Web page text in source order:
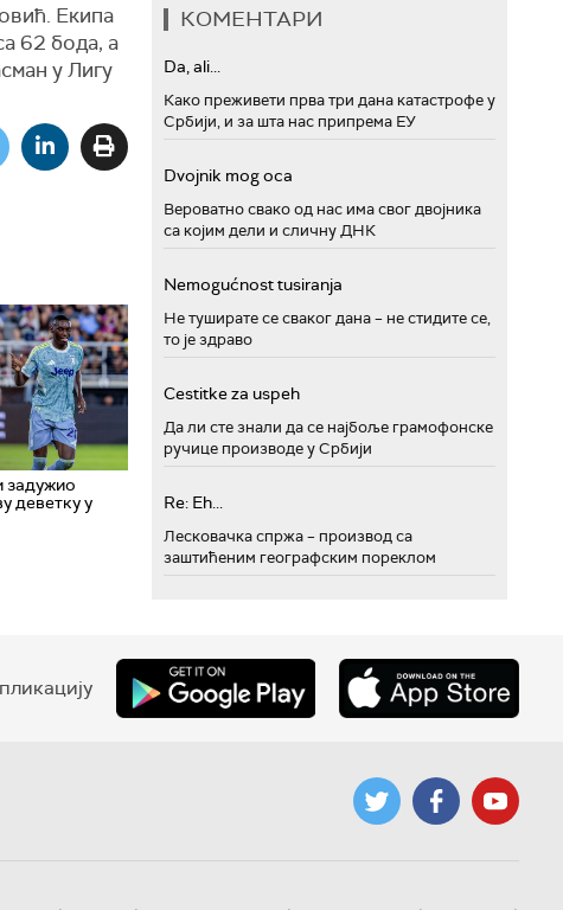
Екипа
62 бода, а
у Лигу
задужио
деветку у
КОМЕНТАРИ
Da, ali...
Како преживети прва три дана катастрофе у
Србији, и за шта нас припрема ЕУ
Dvojnik mog oca
Вероватно свако од нас има свог двојника
са којим дели и сличну ДНК
Nemogućnost tusiranja
Не туширате се сваког дана – не стидите се,
то је здраво
Cestitke za uspeh
Да ли сте знали да се најбоље грамофонске
ручице производе у Србији
Re: Eh...
Лесковачка спржа – производ са
заштићеним географским пореклом